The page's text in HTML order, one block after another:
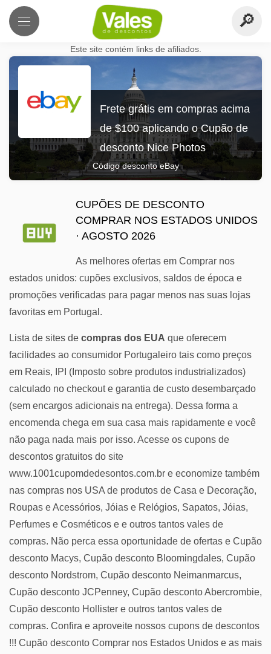
Este site contém links de afiliados.
Frete grátis em compras acima
de $100 aplicando o Cupão de
desconto Nice Photos
Código desconto eBay
CUPÕES DE DESCONTO
COMPRAR NOS ESTADOS UNIDOS
· AGOSTO 2026
As melhores ofertas em Comprar nos
estados unidos: cupões exclusivos, saldos de época e
promoções verificadas para pagar menos nas suas lojas
favoritas em Portugal.
Lista de sites de compras dos EUA que oferecem
facilidades ao consumidor Portugaleiro tais como preços
em Reais, IPI (Imposto sobre produtos industrializados)
calculado no checkout e garantia de custo desembarçado
(sem encargos adicionais na entrega). Dessa forma a
encomenda chega em sua casa mais rapidamente e você
não paga nada mais por isso. Acesse os cupons de
descontos gratuitos do site
www.1001cupomdedesontos.com.br e economize também
nas compras nos USA de produtos de Casa e Decoração,
Roupas e Acessórios, Jóias e Relógios, Sapatos, Jóias,
Perfumes e Cosméticos e e outros tantos vales de
compras. Não perca essa oportunidade de ofertas e Cupão
desconto Macys, Cupão desconto Bloomingdales, Cupão
desconto Nordstrom, Cupão desconto Neimanmarcus,
Cupão desconto JCPenney, Cupão desconto Abercrombie,
Cupão desconto Hollister e outros tantos vales de
compras. Confira e aproveite nossos cupons de descontos
!!! Cupão desconto Comprar nos Estados Unidos e as mais